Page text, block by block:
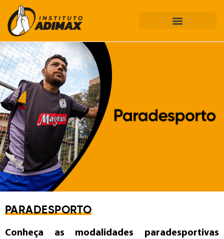
Início da galeria de imagens.
PARADESPORTO
Conheça as modalidades paradesportivas